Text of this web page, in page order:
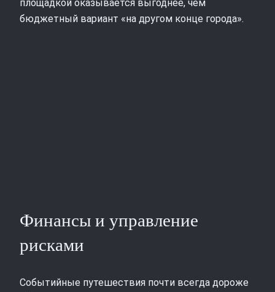
площадкой оказывается выгоднее, чем
бюджетный вариант «на другом конце города».
Финансы и управление
рисками
Событийные путешествия почти всегда дороже